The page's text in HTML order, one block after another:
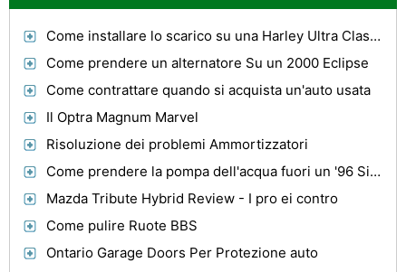
Come installare lo scarico su una Harley Ultra Classic
Come prendere un alternatore Su un 2000 Eclipse
Come contrattare quando si acquista un'auto usata
Il Optra Magnum Marvel
Risoluzione dei problemi Ammortizzatori
Come prendere la pompa dell'acqua fuori un '96 Silverado
Mazda Tribute Hybrid Review - I pro ei contro
Come pulire Ruote BBS
Ontario Garage Doors Per Protezione auto